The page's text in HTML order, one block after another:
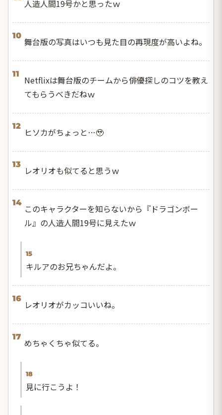
人造人間19号かと思ったｗ
10
舞台版の写真はいつも見た目の再現度が高いよね。
11
Netflixは舞台版のチームから俳優探しのコツを教え
てもらうべきだねｗ
12
ヒソカがちょっと…🥹
13
レオリオも似てると思うｗ
14
このキャラクターを知らないから『ドラゴンボー
ル』の人造人間19号に見えたｗ
15
キルアのお兄ちゃんだよ。
16
レオリオがカッコいいね。
17
めちゃくちゃ似てる。
18
見に行こうよ！